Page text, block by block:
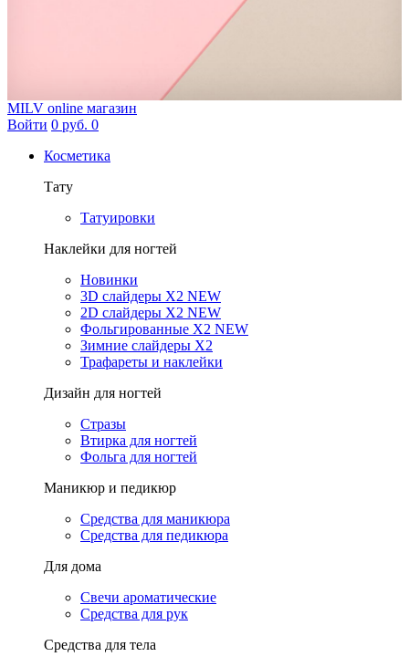
MILV online магазин
Войти 0 руб. 0
Косметика
Тату
Татуировки
Наклейки для ногтей
Новинки
3D слайдеры X2 NEW
2D слайдеры X2 NEW
Фольгированные X2 NEW
Зимние слайдеры Х2
Трафареты и наклейки
Дизайн для ногтей
Стразы
Втирка для ногтей
Фольга для ногтей
Маникюр и педикюр
Средства для маникюра
Средства для педикюра
Для дома
Свечи ароматические
Средства для рук
Средства для тела